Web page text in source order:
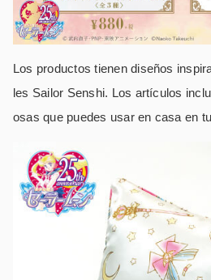
Los productos tienen diseños
les Sailor Senshi. Los artículos
osas que puedes usar en casa en